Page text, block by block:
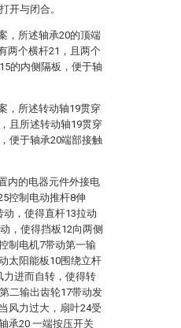
开与闭合。
，所述轴承20的顶端
两个横杆21，且两个
的内侧隔板，便于轴
，所述转动轴19贯穿
且所述转动轴19贯穿
便于轴承20端部接触
内的电器元件外接电
控制电动推杆8伸
，使得直杆13拉动
，使得挡板12向两侧
制电机7带动第一输
太阳能板10围绕立杆
力进而自转，使得转
二输出齿轮17带动发
风力过大，扇叶24受
承20 一端按压开关